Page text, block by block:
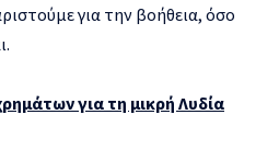
για την βοήθεια, όσο
για τη μικρή Λυδία